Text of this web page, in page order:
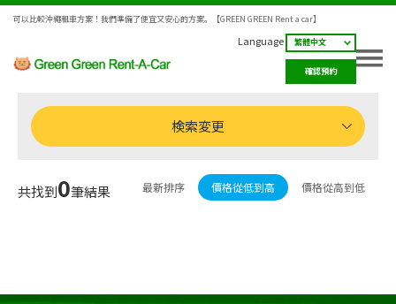
可以比較沖繩租車方案！我們準備了便宜又安心的方案。【GREEN GREEN Rent a car】
Language
確認預約
検索変更
共找到0筆結果 最新排序 價格從低到高 價格從高到低